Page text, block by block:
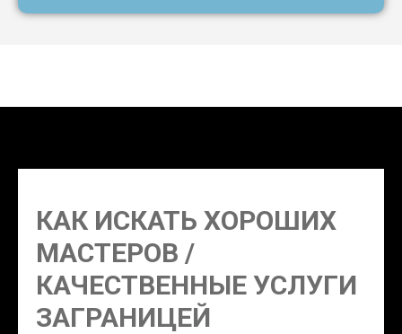
КАК ИСКАТЬ ХОРОШИХ
МАСТЕРОВ /
КАЧЕСТВЕННЫЕ УСЛУГИ
ЗАГРАНИЦЕЙ